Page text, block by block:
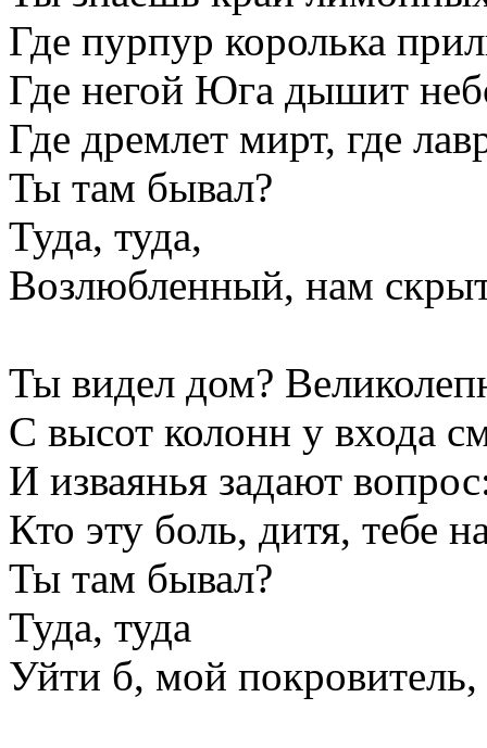
Где пурпур королька
Где негой Юга дышит
Где дремлет мирт, где
Ты там бывал?
Туда, туда,
Возлюбленный, нам
Ты видел дом?
С высот колонн у входа
И изваянья задают
Кто эту боль, дитя, тебе
Ты там бывал?
Туда, туда
Уйти б, мой покровитель,